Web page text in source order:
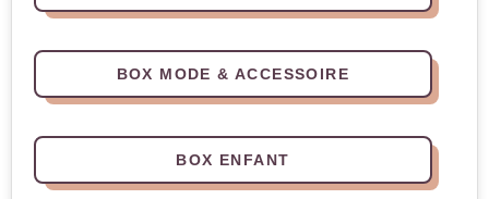
BOX MODE & ACCESSOIRE
BOX ENFANT